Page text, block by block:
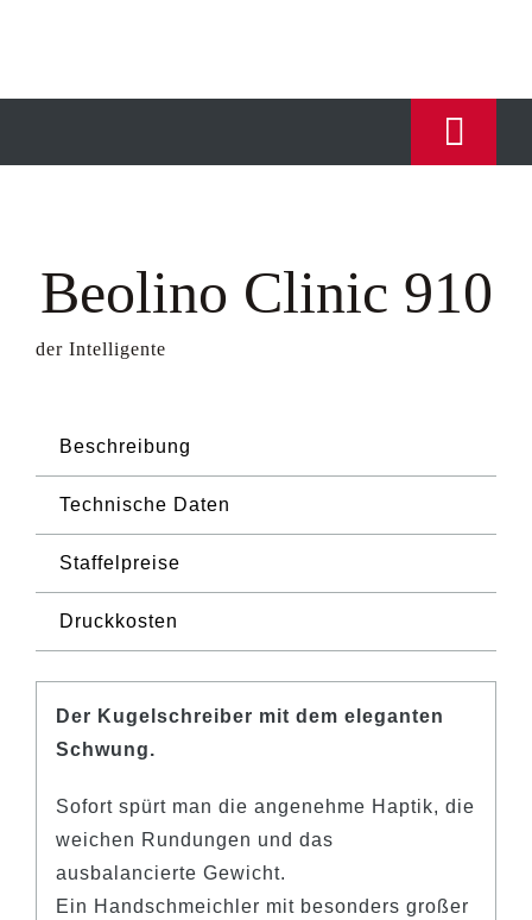
INNOVATIONEN
ÜBER UNS
SCHREIBGERÄTE
DRUCKTECHNIK
KONTAKT
Beolino Clinic 910
der Intelligente
Beschreibung
Technische Daten
Staffelpreise
Druckkosten
Der Kugelschreiber mit dem eleganten
Schwung.
Sofort spürt man die angenehme Haptik, die
weichen Rundungen und das
ausbalancierte Gewicht.
Ein Handschmeichler mit besonders großer